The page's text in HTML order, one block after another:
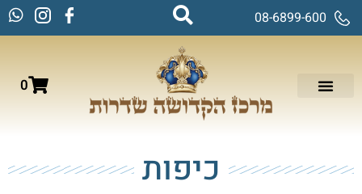
08-6899-600
0
כיפות